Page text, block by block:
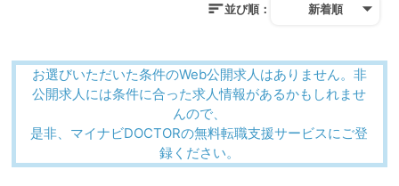
並び順： 新着順
お選びいただいた条件のWeb公開求人はありません。非
公開求人には条件に合った求人情報があるかもしれませ
んので、
是非、マイナビDOCTORの無料転職支援サービスにご登
録ください。